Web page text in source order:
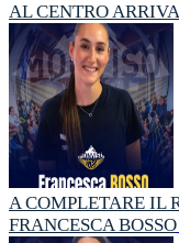
AL CENTRO
A COMPLETARE IL
FRANCESCA BOSSO